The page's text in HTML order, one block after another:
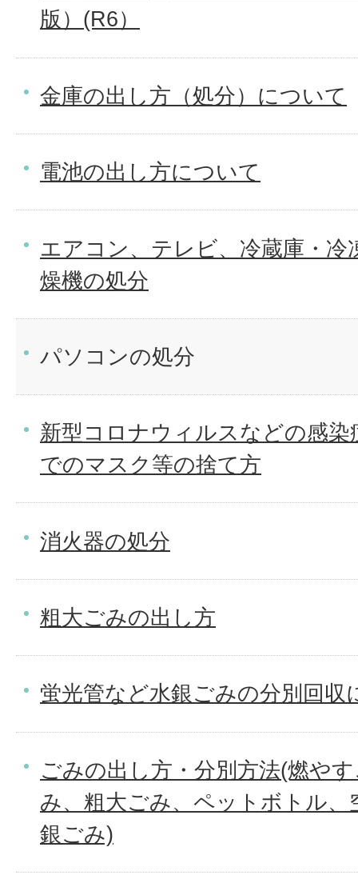
版）(R6）
金庫の出し方（処分）について
電池の出し方について
エアコン、テレビ、冷蔵庫・冷
燥機の処分
パソコンの処分
新型コロナウィルスなどの感
でのマスク等の捨て方
消火器の処分
粗大ごみの出し方
蛍光管など水銀ごみの分別回収
ごみの出し方・分別方法(燃や
み、粗大ごみ、ペットボトル、
銀ごみ)